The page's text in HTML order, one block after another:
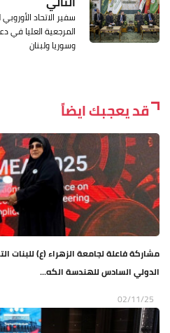
سفير الاتحاد
المرجعية العليا في
وسوريا ولبنان
قد يعجبك ايضاً
مشاركة فاعلة لجامعة الزهراء (ع) للبنات
الدولي السادس للهندسة الكه...
02/11/25